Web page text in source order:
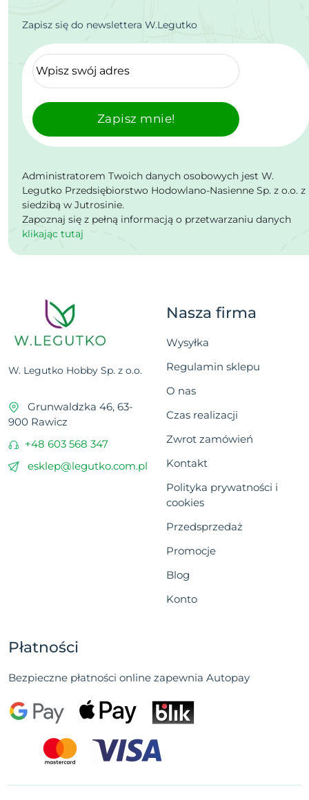
Zapisz się do newslettera W.Legutko
Zapisz mnie!
Administratorem Twoich danych osobowych jest W.
Legutko Przedsiębiorstwo Hodowlano-Nasienne Sp. z o.o. z
siedzibą w Jutrosinie.
Zapoznaj się z pełną informacją o przetwarzaniu danych
klikając tutaj
W. Legutko Hobby Sp. z o.o.
Grunwaldzka 46, 63-
900 Rawicz
+48 603 568 347
esklep@legutko.com.pl
Nasza firma
Wysyłka
Regulamin sklepu
O nas
Czas realizacji
Zwrot zamówień
Kontakt
Polityka prywatności i
cookies
Przedsprzedaż
Promocje
Blog
Konto
Płatności
Bezpieczne płatności online zapewnia Autopay